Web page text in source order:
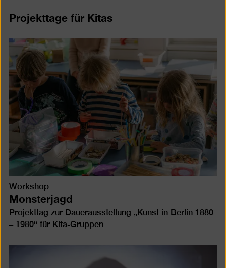
Projekttage für Kitas
Workshop
Monsterjagd
Projekttag zur Dauerausstellung „Kunst in Berlin 1880
– 1980“ für Kita-Gruppen